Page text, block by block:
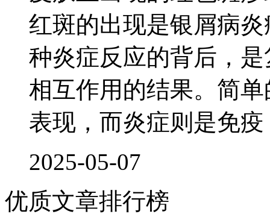
红斑的出现是银屑病
种炎症反应的背后，
相互作用的结果。简
表现，而炎症则是免疫
2025-05-07
优质文章排行榜